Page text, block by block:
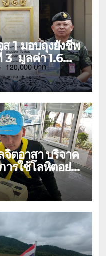
1 มอบถุงยังชีพ
มูลค่า 1.6
ตอาสา บริจาค
รใช้โลหิตอย่าง
วันเฉลิม
รษา และถวาย
ะบาทสมเด็จ